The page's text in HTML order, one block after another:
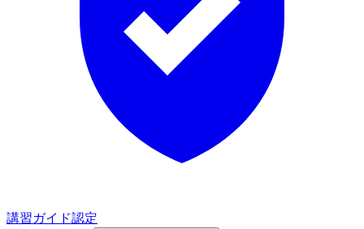
講習ガイド認定